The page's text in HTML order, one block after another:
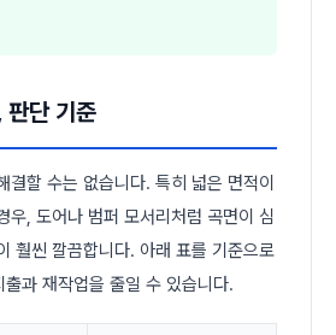
단 기준
결할 수는 없습니다. 특히 넓은 면적이
우, 도어나 범퍼 모서리처럼 곡면이 심
훨씬 깔끔합니다. 아래 표를 기준으로
과 재작업을 줄일 수 있습니다.